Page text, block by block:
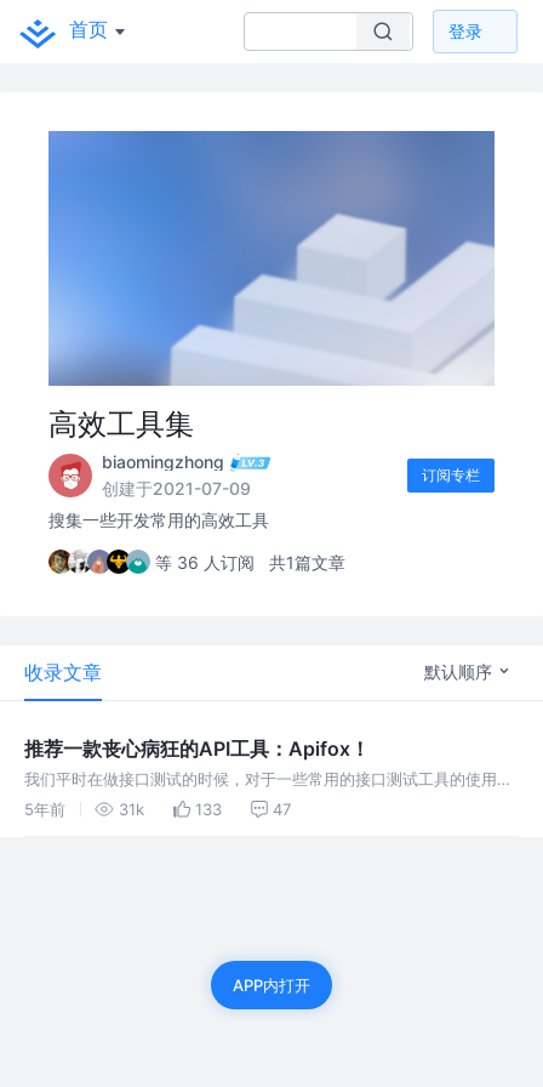
首页 登录
高效工具集
biaomingzhong
创建于2021-07-09
订阅专栏
搜集一些开发常用的高效工具
等 36 人订阅 共1篇文章
收录文章 默认顺序
推荐一款丧心病狂的API工具：Apifox！
我们平时在做接口测试的时候，对于一些常用的接口测试工具的使用应
该都非常熟悉了： 接口文档：Swagger、Yapi 接口测试：Postman、
5年前 31k 133 47
APP内打开